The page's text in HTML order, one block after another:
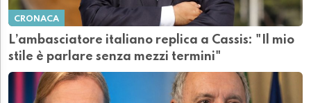
CRONACA
L’ambasciatore italiano replica a Cassis: "Il mio
stile è parlare senza mezzi termini"